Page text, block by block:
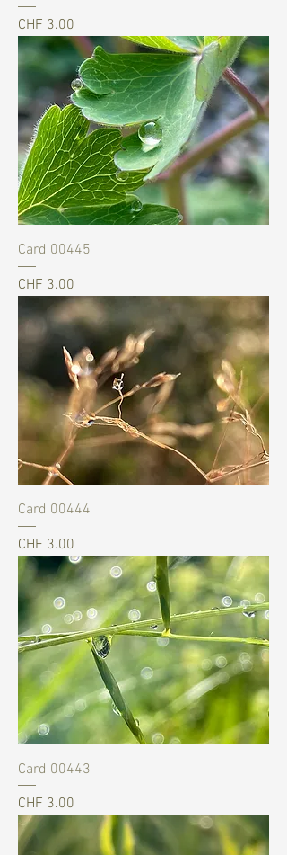
Preis
CHF 3.00
Card 00445
Preis
CHF 3.00
Card 00444
Preis
CHF 3.00
Card 00443
Preis
CHF 3.00